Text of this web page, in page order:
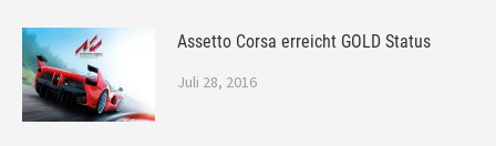
Assetto Corsa erreicht GOLD Status
Juli 28, 2016